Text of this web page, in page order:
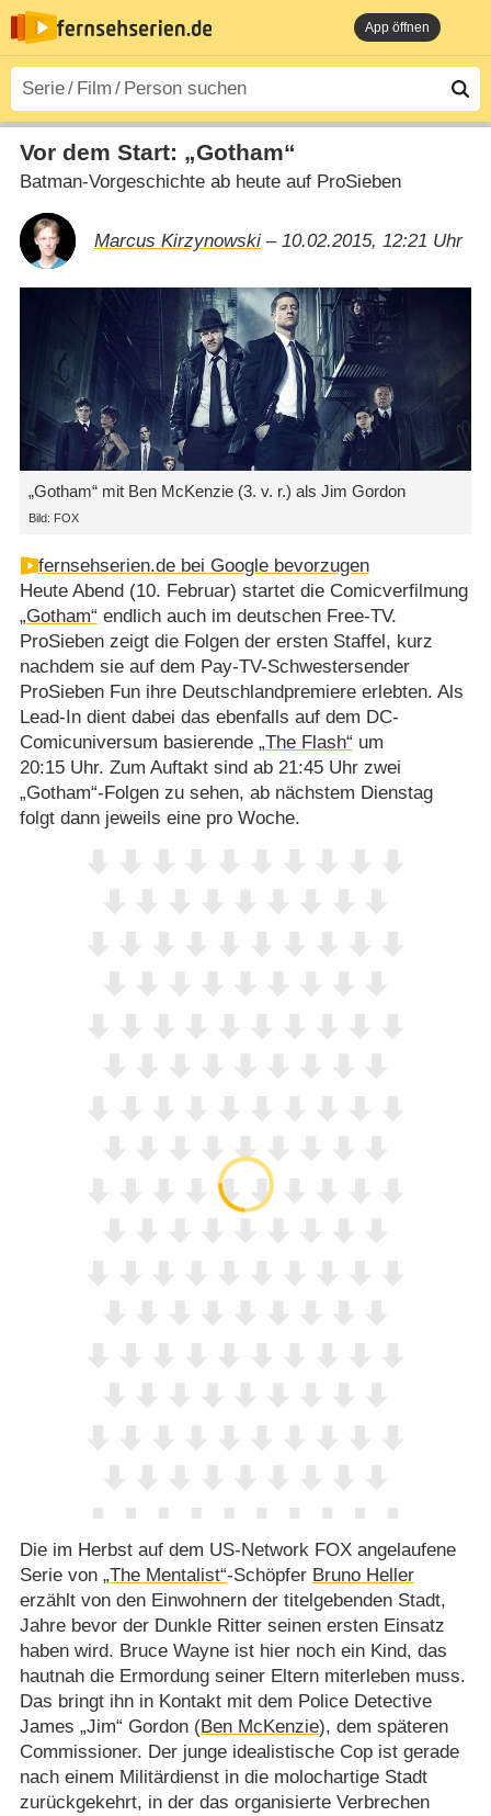
App öffnen
Vor dem Start: „Gotham“
Batman-Vorgeschichte ab heute auf ProSieben
Marcus Kirzynowski– 10.02.2015, 12:21 Uhr
„Gotham“ mit Ben McKenzie (3. v. r.) als Jim Gordon
Bild: FOX
fernsehserien.de bei Google bevorzugen
Heute Abend (10. Februar) startet die Comicverfilmung
„Gotham“ endlich auch im deutschen Free-TV.
ProSieben zeigt die Folgen der ersten Staffel, kurz
nachdem sie auf dem Pay-TV-Schwestersender
ProSieben Fun ihre Deutschlandpremiere erlebten. Als
Lead-In dient dabei das ebenfalls auf dem DC-
Comicuniversum basierende „The Flash“ um
20:15 Uhr. Zum Auftakt sind ab 21:45 Uhr zwei
„Gotham“-Folgen zu sehen, ab nächstem Dienstag
folgt dann jeweils eine pro Woche.
Die im Herbst auf dem US-Network FOX angelaufene
Serie von „The Mentalist“-Schöpfer Bruno Heller
erzählt von den Einwohnern der titelgebenden Stadt,
Jahre bevor der Dunkle Ritter seinen ersten Einsatz
haben wird. Bruce Wayne ist hier noch ein Kind, das
hautnah die Ermordung seiner Eltern miterleben muss.
Das bringt ihn in Kontakt mit dem Police Detective
James „Jim“ Gordon (Ben McKenzie), dem späteren
Commissioner. Der junge idealistische Cop ist gerade
nach einem Militärdienst in die molochartige Stadt
zurückgekehrt, in der das organisierte Verbrechen